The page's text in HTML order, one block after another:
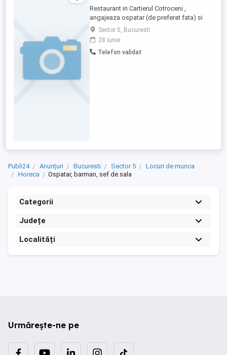
Restaurant in Cartierul Cotroceni ,
angajeaza ospatar (de preferat fata) si
Pizzar ( pizza Napoletana ) Informatii doar
la telefon (inclusiv pe whatsapp)
Sector 5, Bucuresti
28 iunie
Telefon validat
Publi24 Anunțuri Bucuresti Sector 5
Locuri de munca
Horeca
Ospatar, barman, sef de sala
Categorii
Județe
Localități
Urmărește-ne pe